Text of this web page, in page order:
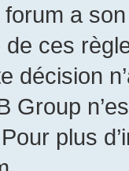
forum a
de ces
décision
Group
plus